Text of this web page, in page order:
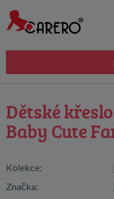
Dětské
Baby Cute
Kolekce:
Značka: